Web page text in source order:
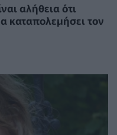
αλήθεια ότι
καταπολεμήσει τον